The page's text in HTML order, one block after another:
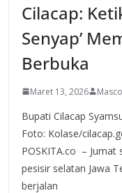
Cilacap:
Senyap’
Berbuka
Maret 13, 2026
Bupati Cilacap
Foto: Kolase/
POSKITA.co – Jumat
pesisir selatan Jawa
berjalan